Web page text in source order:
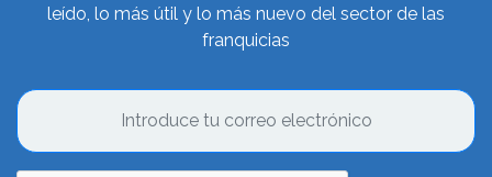
leído, lo más útil y lo más nuevo del sector de las
franquicias